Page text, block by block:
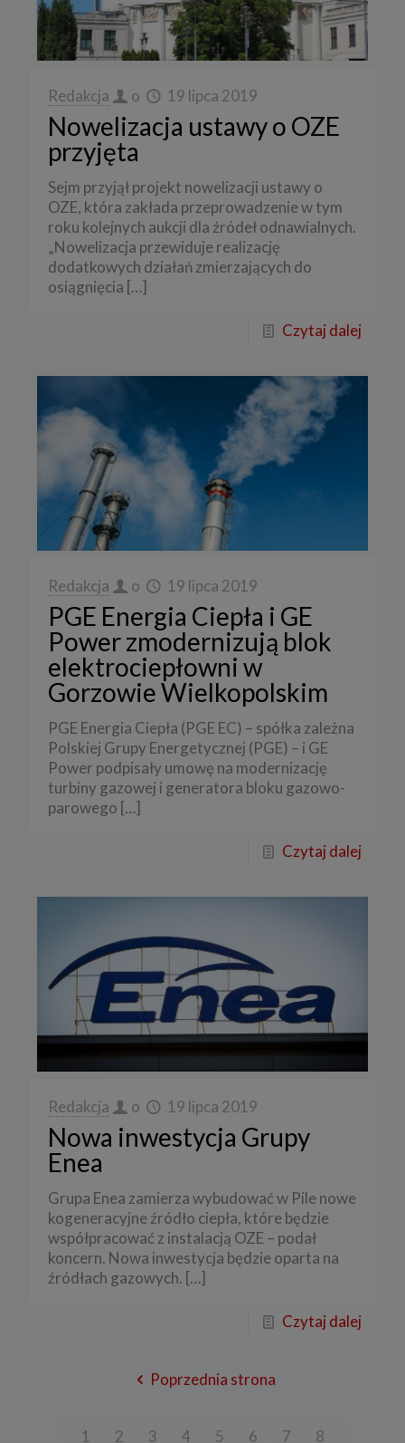
Redakcja o 19 lipca 2019
Nowelizacja ustawy o OZE
przyjęta
Sejm przyjął projekt nowelizacji ustawy o
OZE, która zakłada przeprowadzenie w tym
roku kolejnych aukcji dla źródeł odnawialnych.
„Nowelizacja przewiduje realizację
dodatkowych działań zmierzających do
osiągnięcia […]
Czytaj dalej
Redakcja o 19 lipca 2019
PGE Energia Ciepła i GE
Power zmodernizują blok
elektrociepłowni w
Gorzowie Wielkopolskim
PGE Energia Ciepła (PGE EC) – spółka zależna
Polskiej Grupy Energetycznej (PGE) – i GE
Power podpisały umowę na modernizację
turbiny gazowej i generatora bloku gazowo-
parowego […]
Czytaj dalej
Redakcja o 19 lipca 2019
Nowa inwestycja Grupy
Enea
Grupa Enea zamierza wybudować w Pile nowe
kogeneracyjne źródło ciepła, które będzie
współpracować z instalacją OZE – podał
koncern. Nowa inwestycja będzie oparta na
źródłach gazowych. […]
Czytaj dalej
Poprzednia strona
1 2 3 4 5 6 7 8